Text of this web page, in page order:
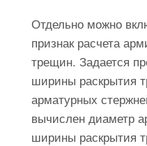
Отдельно можно
признак расчета
трещин. Задается
ширины раскрытия
арматурных
вычислен диаметр
ширины раскрытия